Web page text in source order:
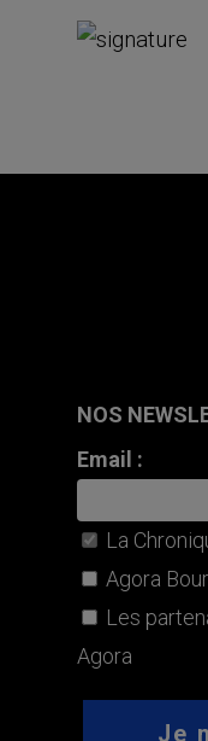
NOS
Email :
La
Agora
Les
Agora